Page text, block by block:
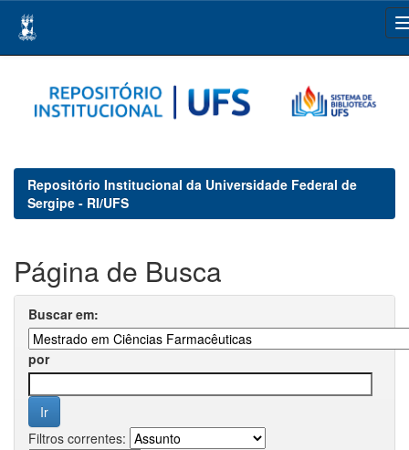
navigation
Repositório Institucional da Universidade Federal de
Sergipe - RI/UFS
Página de Busca
Buscar em:
por
Filtros correntes: